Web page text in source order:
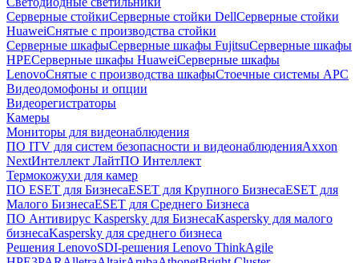
Серверные стойкиСерверные стойки DellСерверные стойки
HuaweiСнятые с производства стойки
Серверные шкафыСерверные шкафы FujitsuСерверные шкафы
HPEСерверные шкафы HuaweiСерверные шкафы
LenovoСнятые с производства шкафыСтоечные системы APC
Видеодомофоны и опции
Видеорегистраторы
Камеры
Мониторы для видеонаблюдения
ПО ITV для систем безопасности и видеонаблюденияAxxon
NextИнтеллект ЛайтПО Интеллект
Термокожухи для камер
ПО ESET для БизнесаESET для Крупного БизнесаESET для
Малого БизнесаESET для Среднего Бизнеса
ПО Антивирус Kaspersky для БизнесаKaspersky для малого
бизнесаKaspersky для среднего бизнеса
Решения LenovoSDI-решения Lenovo ThinkAgile